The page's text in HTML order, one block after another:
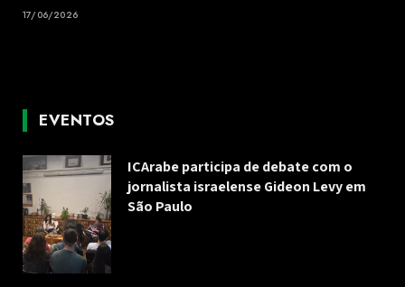
17/06/2026
EVENTOS
ICArabe participa de debate com o
jornalista israelense Gideon Levy em
São Paulo